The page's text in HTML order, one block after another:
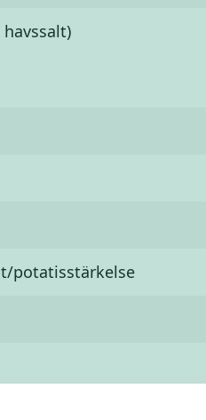
potatisstärkelse